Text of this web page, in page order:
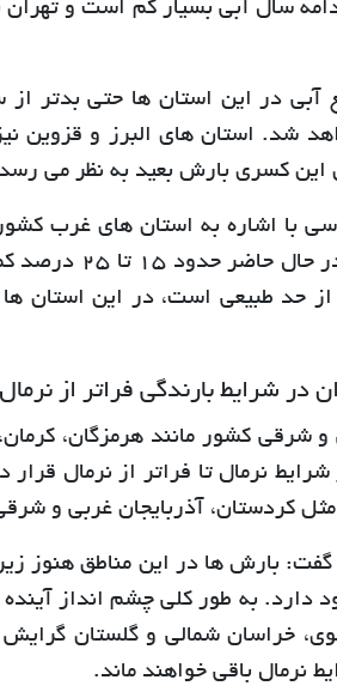
سال آبی بسیار کم است و
آبی در این استان ها حتی بدتر
شد. استان های البرز و قزوین
این کسری بارش بعید به نظر می
با اشاره به استان های غرب
کرمانشاه و
20 درصد کمتر از حد طبیعی است، در
در شرایط بارندگی فراتر از
شرقی کشور مانند هرمزگان،
شرایط نرمال تا فراتر از نرمال
کردستان، آذربایجان غربی و
بارش ها در این مناطق هنوز
دارد. به طور کلی چشم انداز
خراسان شمالی و گلستان
نرمال باقی خواهند ماند.